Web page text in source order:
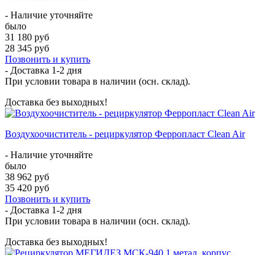
- Наличие уточняйте
было
31 180 руб
28 345 руб
Позвонить и купить
- Доставка 1-2 дня
При условии товара в наличии (осн. склад).
Доставка без выходных!
Воздухоочиститель - рециркулятор Ферропласт Clean Air
- Наличие уточняйте
было
38 962 руб
35 420 руб
Позвонить и купить
- Доставка 1-2 дня
При условии товара в наличии (осн. склад).
Доставка без выходных!